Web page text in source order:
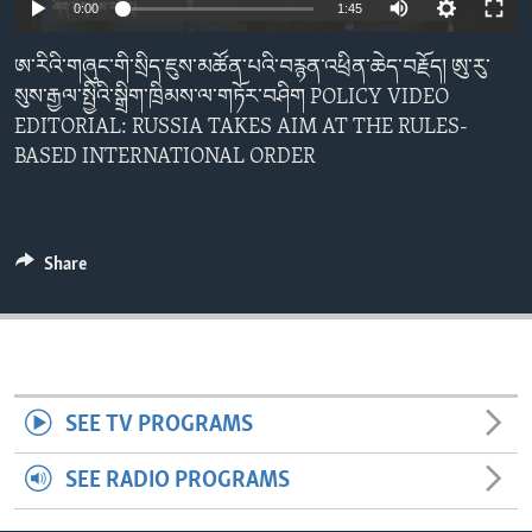
ENVIRONMENT AND HEALTH
IDEALS AND INSTITUTIONS
0:00 1:45
ཨ་རིའི་གཞུང་གི་སྲིད་ཇུས་མཚོན་པའི་བརྙན་འཕྲིན་ཆེད་བརྗོད། ཨུ་རུ་
སུས་རྒྱལ་སྤྱིའི་སྒྲིག་ཁྲིམས་ལ་གཏོར་བཤིག POLICY VIDEO
EDITORIAL: RUSSIA TAKES AIM AT THE RULES-
BASED INTERNATIONAL ORDER
Share
SEE TV PROGRAMS
SEE RADIO PROGRAMS